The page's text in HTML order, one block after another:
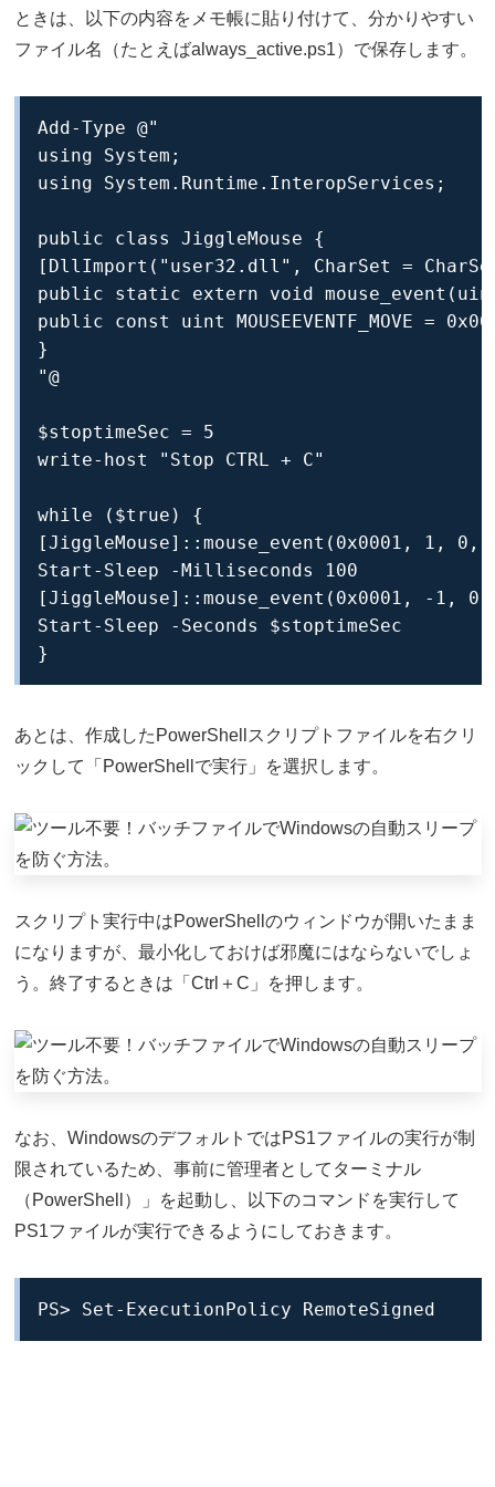
ときは、以下の内容をメモ帳に貼り付けて、分かりやすい
ファイル名（たとえばalways_active.ps1）で保存します。
Add-Type @"
using System;
using System.Runtime.InteropServices;
public class JiggleMouse {
[DllImport("user32.dll", CharSet =
public static extern void
public const uint MOUSEEVENTF_MOVE =
}
"@
$stoptimeSec = 5
write-host "Stop CTRL + C"
while ($true) {
[JiggleMouse]::mouse_event(0x0001, 1,
Start-Sleep -Milliseconds 100
[JiggleMouse]::mouse_event(0x0001, -
Start-Sleep -Seconds $stoptimeSec
}
あとは、作成したPowerShellスクリプトファイルを右クリ
ックして「PowerShellで実行」を選択します。
スクリプト実行中はPowerShellのウィンドウが開いたまま
になりますが、最小化しておけば邪魔にはならないでしょ
う。終了するときは「Ctrl＋C」を押します。
なお、WindowsのデフォルトではPS1ファイルの実行が制
限されているため、事前に管理者としてターミナル
（PowerShell）」を起動し、以下のコマンドを実行して
PS1ファイルが実行できるようにしておきます。
PS> Set-ExecutionPolicy RemoteSigned